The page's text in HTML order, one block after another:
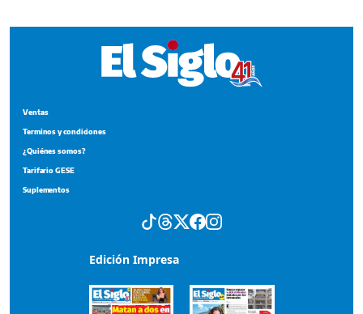
Suplementos
Portada del impreso del 5 de agosto de 2026